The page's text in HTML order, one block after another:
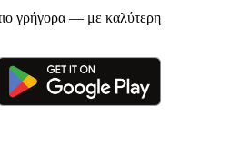
γρήγορα — με καλύτερη